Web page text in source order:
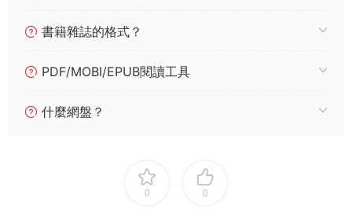
書籍雜誌的格式？
PDF/MOBI/EPUB閱讀工具
什麼網盤？
0 0